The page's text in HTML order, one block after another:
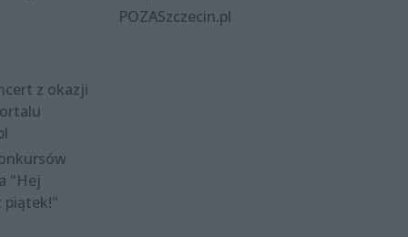
z okazji
"Hej
piątek!"
POZASzczecin.pl